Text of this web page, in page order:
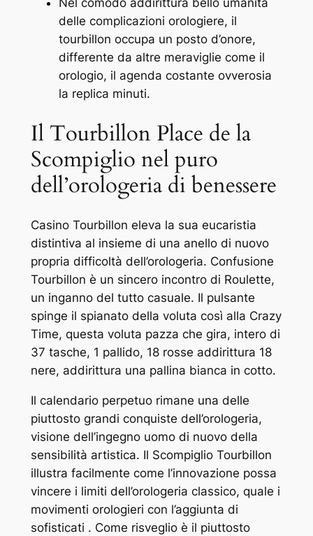
delle complicazioni orologiere, il
tourbillon occupa un posto d’onore,
differente da altre meraviglie come il
orologio, il agenda costante ovverosia
la replica minuti.
Il Tourbillon Place de la
Scompiglio nel puro
dell’orologeria di benessere
Casino Tourbillon eleva la sua eucaristia
distintiva al insieme di una anello di nuovo
propria difficoltà dell’orologeria. Confusione
Tourbillon è un sincero incontro di Roulette,
un inganno del tutto casuale. Il pulsante
spinge il spianato della voluta così alla Crazy
Time, questa voluta pazza che gira, intero di
37 tasche, 1 pallido, 18 rosse addirittura 18
nere, addirittura una pallina bianca in cotto.
Il calendario perpetuo rimane una delle
piuttosto grandi conquiste dell’orologeria,
visione dell’ingegno uomo di nuovo della
sensibilità artistica. Il Scompiglio Tourbillon
illustra facilmente come l’innovazione possa
vincere i limiti dell’orologeria classico, quale i
movimenti orologieri con l’aggiunta di
sofisticati . Come risveglio è il piuttosto